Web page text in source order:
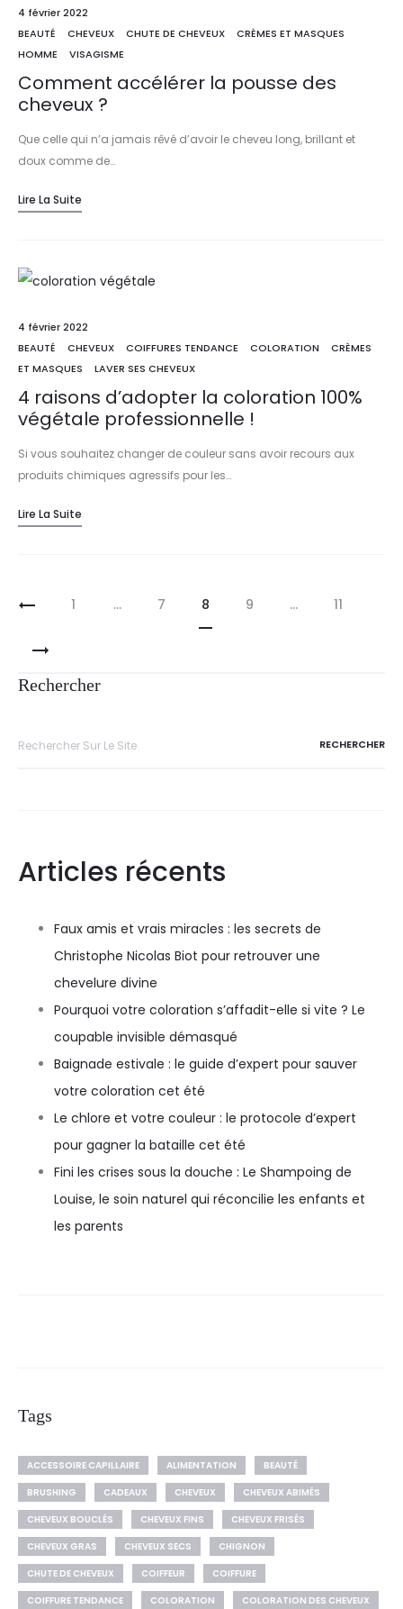
4 février 2022
BEAUTÉ
CHEVEUX CHUTE DE CHEVEUX
CRÈMES ET MASQUES
HOMME
VISAGISME
Comment accélérer la pousse des
cheveux ?
Que celle qui n’a jamais rêvé d’avoir le cheveu long, brillant et
doux comme de…
Lire La Suite
4 février 2022
BEAUTÉ
CHEVEUX COIFFURES TENDANCE COLORATION
CRÈMES
ET MASQUES
LAVER SES CHEVEUX
4 raisons d’adopter la coloration 100%
végétale professionnelle !
Si vous souhaitez changer de couleur sans avoir recours aux
produits chimiques agressifs pour les…
Lire La Suite
1 … 7 8 9 … 11
Rechercher
Articles récents
Faux amis et vrais miracles : les secrets de
Christophe Nicolas Biot pour retrouver une
chevelure divine
Pourquoi votre coloration s’affadit-elle si vite ? Le
coupable invisible démasqué
Baignade estivale : le guide d’expert pour sauver
votre coloration cet été
Le chlore et votre couleur : le protocole d’expert
pour gagner la bataille cet été
Fini les crises sous la douche : Le Shampoing de
Louise, le soin naturel qui réconcilie les enfants et
les parents
Tags
ACCESSOIRE CAPILLAIRE ALIMENTATION
BEAUTÉ
BRUSHING
CADEAUX CHEVEUX
CHEVEUX ABIMÉS
CHEVEUX BOUCLÉS
CHEVEUX FINS
CHEVEUX FRISÉS
CHEVEUX GRAS
CHEVEUX SECS
CHIGNON
CHUTE DE CHEVEUX
COIFFEUR
COIFFURE
COIFFURE TENDANCE
COLORATION
COLORATION DES CHEVEUX